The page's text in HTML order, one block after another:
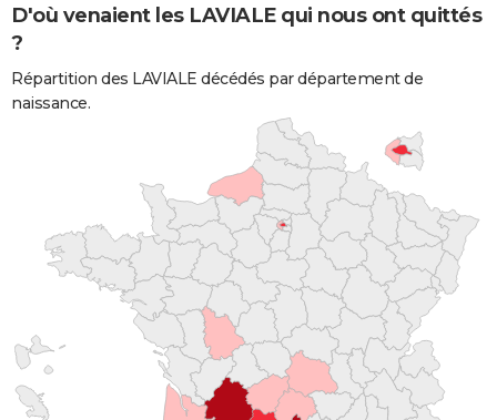
D'où venaient les LAVIALE qui nous ont quittés
?
Répartition des LAVIALE décédés par département de
naissance.